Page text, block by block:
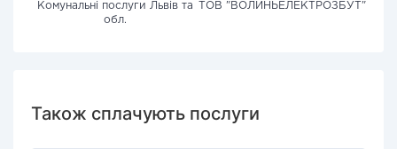
Комунальні послуги Львів та
обл.
ТОВ "ВОЛИНЬЕЛЕКТРОЗБУТ"
Також сплачують послуги